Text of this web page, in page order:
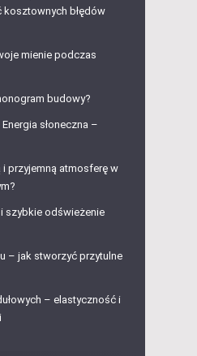
kosztownych błędów
mienie podczas
budowy?
słoneczna –
przyjemną atmosferę w
i szybkie odświeżenie
– jak stworzyć przytulne
– elastyczność i